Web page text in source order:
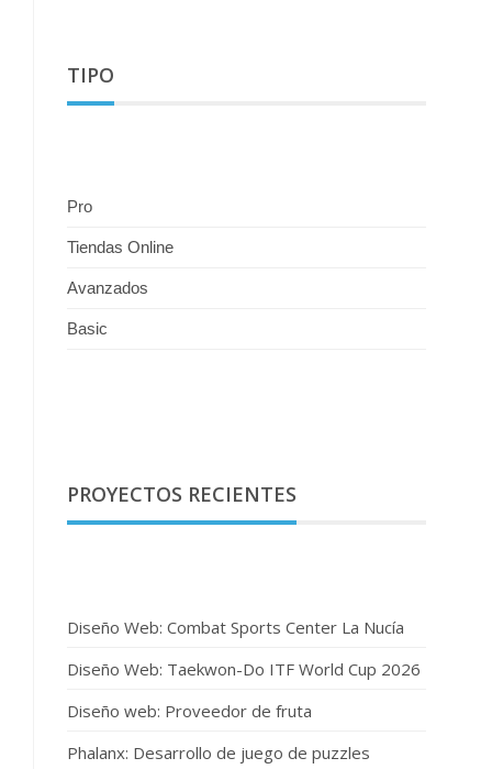
TIPO
Pro
Tiendas Online
Avanzados
Basic
PROYECTOS RECIENTES
Diseño Web: Combat Sports Center La Nucía
Diseño Web: Taekwon-Do ITF World Cup 2026
Diseño web: Proveedor de fruta
Phalanx: Desarrollo de juego de puzzles